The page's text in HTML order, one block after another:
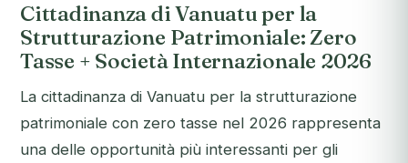
Cittadinanza di Vanuatu per la
Strutturazione Patrimoniale: Zero
Tasse + Società Internazionale 2026
La cittadinanza di Vanuatu per la strutturazione
patrimoniale con zero tasse nel 2026 rappresenta
una delle opportunità più interessanti per gli